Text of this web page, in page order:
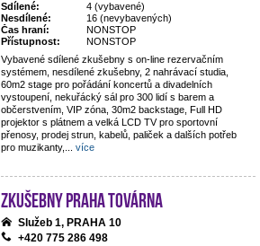
Sdílené:
4 (vybavené)
Nesdílené:
16 (nevybavených)
Čas hraní:
NONSTOP
Přístupnost:
NONSTOP
Vybavené sdílené zkušebny s on-line rezervačním
systémem, nesdílené zkušebny, 2 nahrávací studia,
60m2 stage pro pořádání koncertů a divadelních
vystoupení, nekuřácký sál pro 300 lidí s barem a
občerstvením, VIP zóna, 30m2 backstage, Full HD
projektor s plátnem a velká LCD TV pro sportovní
přenosy, prodej strun, kabelů, paliček a dalších potřeb
pro muzikanty,
více
Zkušebny Praha Továrna
Služeb 1, PRAHA 10
+420 775 286 498